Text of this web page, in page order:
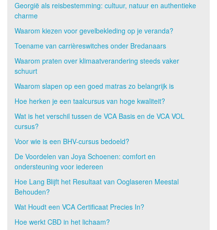
Georgië als reisbestemming: cultuur, natuur en authentieke
charme
Waarom kiezen voor gevelbekleding op je veranda?
Toename van carrièreswitches onder Bredanaars
Waarom praten over klimaatverandering steeds vaker
schuurt
Waarom slapen op een goed matras zo belangrijk is
Hoe herken je een taalcursus van hoge kwaliteit?
Wat is het verschil tussen de VCA Basis en de VCA VOL
cursus?
Voor wie is een BHV-cursus bedoeld?
De Voordelen van Joya Schoenen: comfort en
ondersteuning voor iedereen
Hoe Lang Blijft het Resultaat van Ooglaseren Meestal
Behouden?
Wat Houdt een VCA Certificaat Precies In?
Hoe werkt CBD in het lichaam?